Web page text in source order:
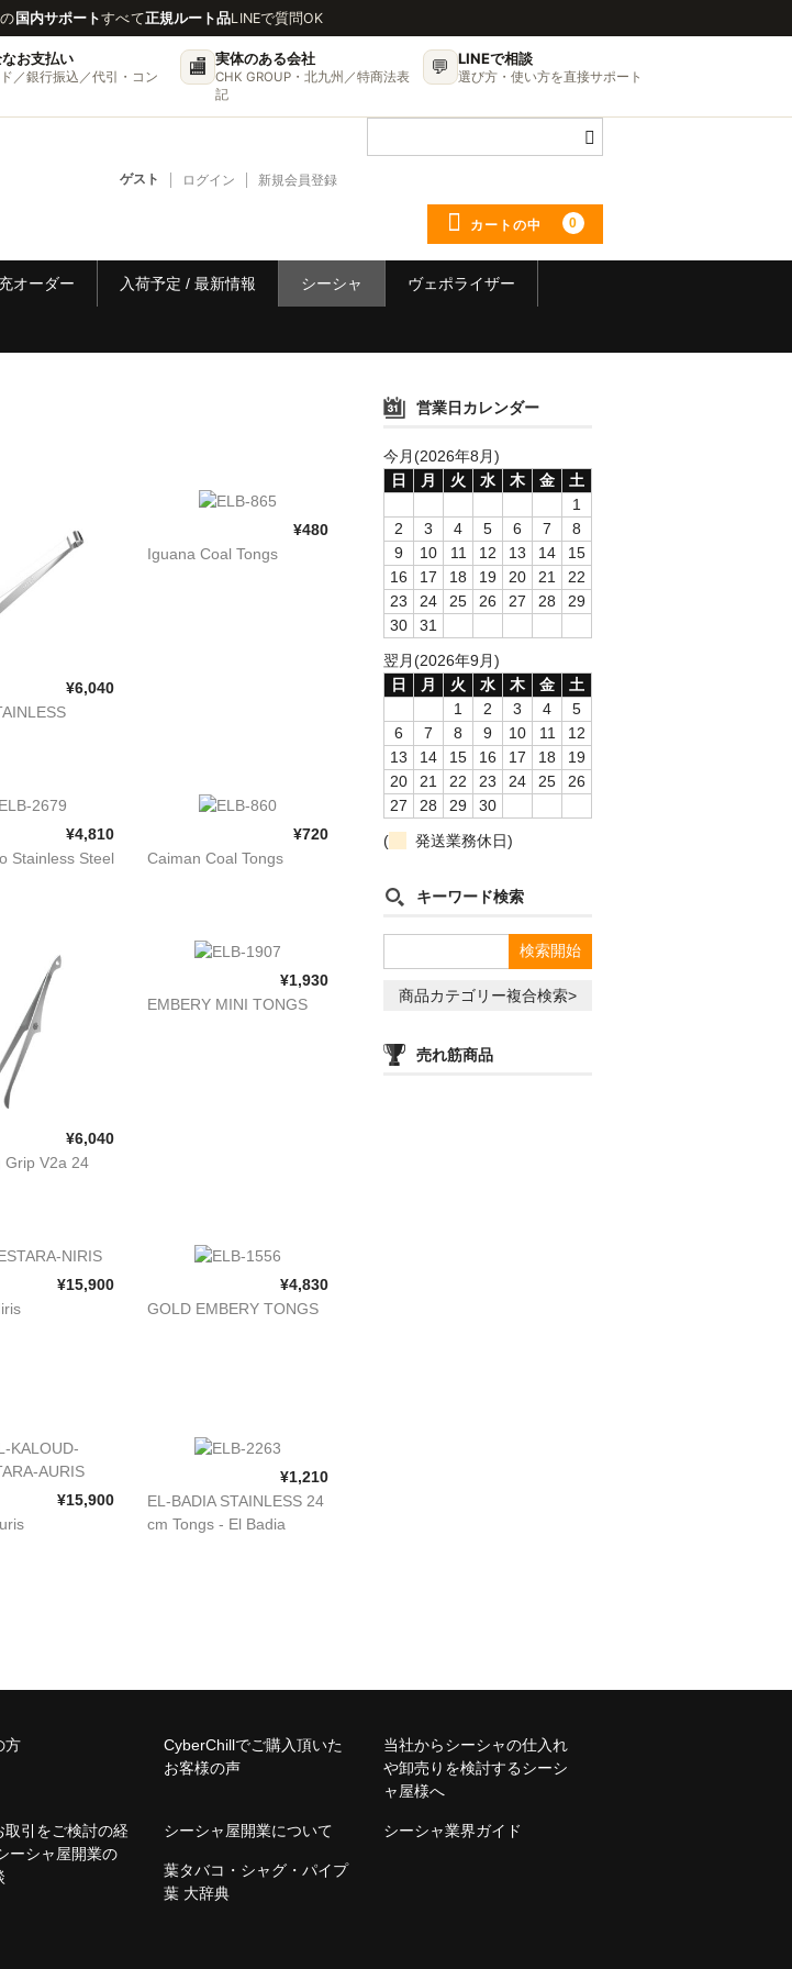
国内サポートすべて正規ルート品LINEで質問OK
お支払い
／銀行振込／代引・コン
🏬 実体のある会社
CHK GROUP・北九州／特商法表
記
💬 LINEで相談
選び方・使い方を直接サポート
ゲスト ログイン 新規会員登録
カートの中 0
オーダー 入荷予定 / 最新情報 シーシャ ヴェポライザー
¥6,040
¥480
Iguana Coal Tongs
¥4,810
Stainless Steel
¥720
Caiman Coal Tongs
¥6,040
Grip V2a 24
¥1,930
EMBERY MINI TONGS
¥15,900
¥4,830
GOLD EMBERY TONGS
¥15,900
¥1,210
EL-BADIA STAINLESS 24
cm Tongs - El Badia
営業日カレンダー
今月(2026年8月)
日
月 火 水 木 金
土
1
2
3 4 5 6 7
8
9
10 11 12 13 14
15
16
17 18 19 20 21
22
23
24 25 26 27 28
29
30
31
翌月(2026年9月)
日
月 火 水 木 金
土
1
2 3 4
5
6
7 8 9 10 11
12
13
14 15 16 17 18
19
20
21 22 23 24 25
26
27
28 29
30
(
発送業務休日)
キーワード検索
商品カテゴリー複合検索>
売れ筋商品
方
CyberChillでご購入頂いた
お客様の声
当社からシーシャの仕入れ
や卸売りを検討するシーシ
ャ屋様へ
取引をご検討の経
ーシャ屋開業の
シーシャ屋開業について シーシャ業界ガイド
葉タバコ・シャグ・パイプ
葉 大辞典